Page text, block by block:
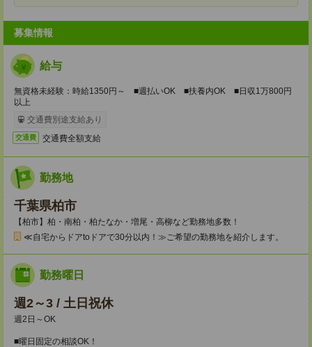
募集情報
給与
無資格未経験：時給1350円～ ■週払いOK ■扶養内OK ■日収1万800円
以上
交通費別途支給あり
交通費 交通費全額支給
勤務地
千葉県柏市
【柏市】柏・南柏・柏たなか・増尾・高柳など勤務地多数！
≪自宅からドアtoドアで30分以内！≫ご希望の勤務地を紹介します。
勤務曜日
週2～3 / 土日祝休
週2日～OK
■曜日固定の相談OK！